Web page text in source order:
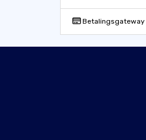
Betalingsgateway